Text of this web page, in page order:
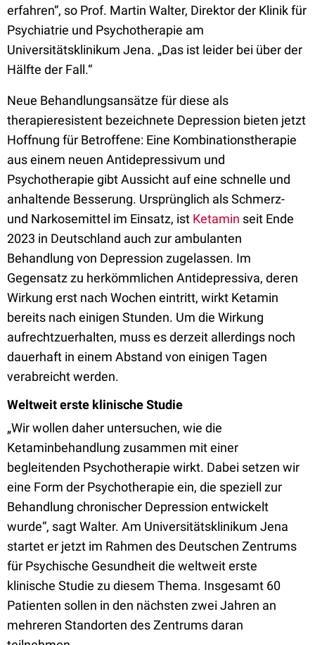
erfahren“, so Prof. Martin Walter, Direktor der Klinik für
Psychiatrie und Psychotherapie am
Universitätsklinikum Jena. „Das ist leider bei über der
Hälfte der Fall.“
Neue Behandlungsansätze für diese als
therapieresistent bezeichnete Depression bieten jetzt
Hoffnung für Betroffene: Eine Kombinationstherapie
aus einem neuen Antidepressivum und
Psychotherapie gibt Aussicht auf eine schnelle und
anhaltende Besserung. Ursprünglich als Schmerz-
und Narkosemittel im Einsatz, ist Ketamin seit Ende
2023 in Deutschland auch zur ambulanten
Behandlung von Depression zugelassen. Im
Gegensatz zu herkömmlichen Antidepressiva, deren
Wirkung erst nach Wochen eintritt, wirkt Ketamin
bereits nach einigen Stunden. Um die Wirkung
aufrechtzuerhalten, muss es derzeit allerdings noch
dauerhaft in einem Abstand von einigen Tagen
verabreicht werden.
Weltweit erste klinische Studie
„Wir wollen daher untersuchen, wie die
Ketaminbehandlung zusammen mit einer
begleitenden Psychotherapie wirkt. Dabei setzen wir
eine Form der Psychotherapie ein, die speziell zur
Behandlung chronischer Depression entwickelt
wurde“, sagt Walter. Am Universitätsklinikum Jena
startet er jetzt im Rahmen des Deutschen Zentrums
für Psychische Gesundheit die weltweit erste
klinische Studie zu diesem Thema. Insgesamt 60
Patienten sollen in den nächsten zwei Jahren an
mehreren Standorten des Zentrums daran